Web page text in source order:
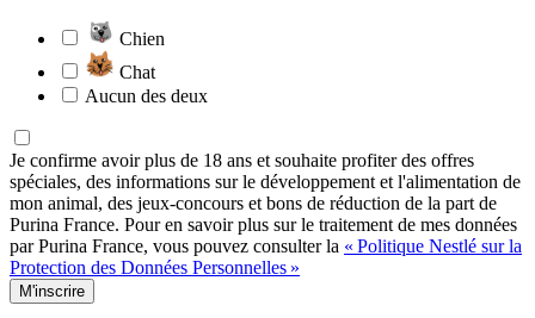
Chien
Chat
Aucun des deux
Je confirme avoir plus de 18 ans et souhaite profiter des offres
spéciales, des informations sur le développement et l'alimentation de
mon animal, des jeux-concours et bons de réduction de la part de
Purina France. Pour en savoir plus sur le traitement de mes données
par Purina France, vous pouvez consulter la « Politique Nestlé sur la
Protection des Données Personnelles »
M'inscrire